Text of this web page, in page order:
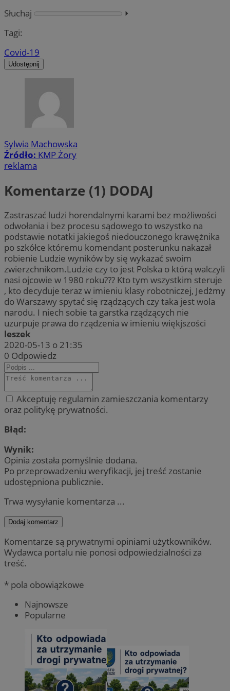
Słuchaj
⏵︎
Tagi:
Covid-19
Udostępnij
Sylwia Machowska
Źródło: KMP Żory
reklama
Komentarze (1) DODAJ
Zastraszać ludzi horendalnymi karami bez możliwości
odwołania i bez procesu sądowego to wszystko na
podstawie notatki jakiegoś niedouczonego krawężnika
po szkółce któremu komendant posterunku nakazał
robienie Ludzie wyników by się wykazać swoim
zwierzchnikom.Ludzie czy to jest Polska o którą walczyli
nasi ojcowie w 1980 roku??? Kto tym wszystkim steruje
, kto decyduje teraz w imieniu klasy robotniczej, Jedżmy
do Warszawy spytać się rządzących czy taka jest wola
narodu. I niech sobie ta garstka rządzących nie
uzurpuje prawa do rządzenia w imieniu więkjszości
leszek
2020-05-13 o 21:35
0 Odpowiedz
Akceptuję regulamin zamieszczania komentarzy
oraz politykę prywatności.
Błąd:
Wynik:
Opinia została pomyślnie dodana.
Po przeprowadzeniu weryfikacji, jej treść zostanie
udostępniona publicznie.
Trwa wysyłanie komentarza ...
Dodaj komentarz
Komentarze są prywatnymi opiniami użytkowników.
Wydawca portalu nie ponosi odpowiedzialności za
treść.
* pola obowiązkowe
Najnowsze
Popularne